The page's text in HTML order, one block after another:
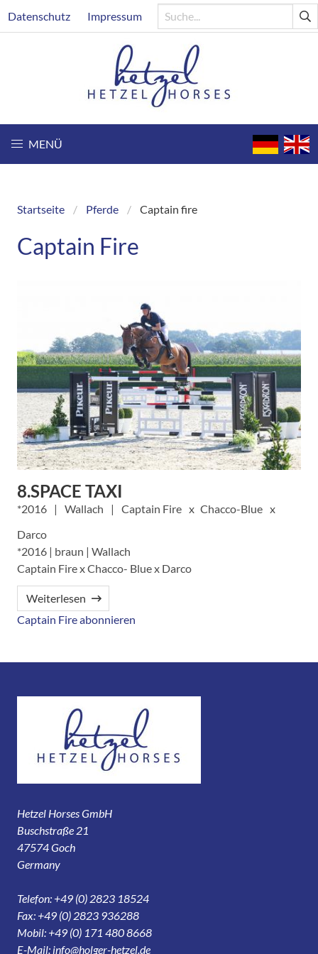
zum
Header
Datenschutz Impressum
MENÜ
Breadcrumb
Startseite Pferde Captain fire
Captain Fire
8.SPACE TAXI
2016 Wallach Captain Fire
Chacco-Blue
Darco
*2016 | braun | Wallach
Captain Fire x Chacco- Blue x Darco
Weiterlesen
Captain Fire abonnieren
Hetzel Horses GmbH
Buschstraße 21
47574 Goch
Germany
Telefon: +49 (0) 2823 18524
Fax: +49 (0) 2823 936288
Mobil: +49 (0) 171 480 8668
E-Mail: info@holger-hetzel.de